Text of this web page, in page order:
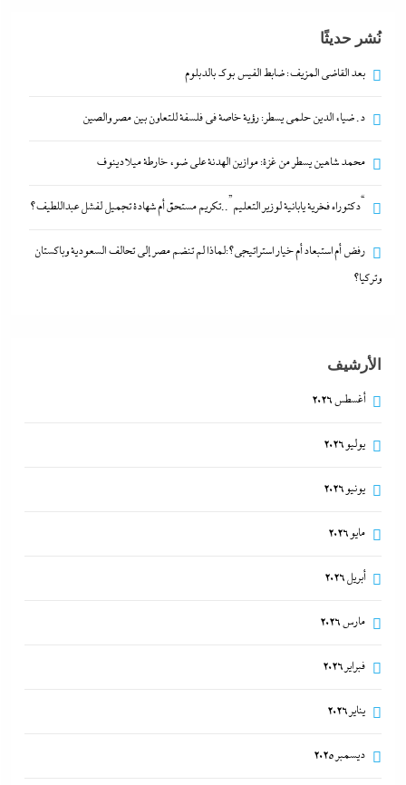
ألبومات
جاءنا الآن
اقتصاد
ألبومات
8 أغسطس، 2026
ألبومات
شهادة تجميل لفشل عبداللطيف؟
جاءنا الآن
بعد القاضي المزيف: ضابط الفيس بوك بالدبلوم
اقتصاد
د. ضياء الدين حلمى يسطر: رؤية خاصة في فلسفة
ألبومات
محمد شاهين يسطر من غزة: موازين الهدنة على ضوء
ألبومات
شهادة تجميل لفشل عبداللطيف؟
نُشر حديثًا
بعد القاضي المزيف: ضابط الفيس بوك بالدبلوم
د. ضياء الدين حلمى يسطر: رؤية خاصة في فلسفة للتعاون بين مصر والصين
محمد شاهين يسطر من غزة: موازين الهدنة على ضوء خارطة ميلادينوف
“دكتوراه فخرية يابانية لوزير التعليم”..تكريم مستحق أم شهادة تجميل لفشل عبداللطيف؟
رفض أم استبعاد أم خيار استراتيجي؟:لماذا لم تنضم مصر إلى تحالف السعودية وباكستان
وتركيا؟
الأرشيف
أغسطس 2026
يوليو 2026
يونيو 2026
مايو 2026
أبريل 2026
مارس 2026
فبراير 2026
يناير 2026
ديسمبر 2025